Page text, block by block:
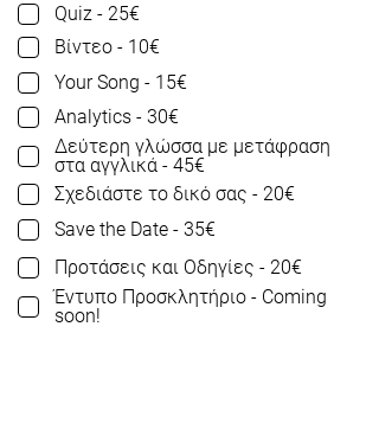
Quiz - 25€
Βίντεο - 10€
Your Song - 15€
Analytics - 30€
Δεύτερη γλώσσα με μετάφραση
στα αγγλικά - 45€
Σχεδιάστε το δικό σας - 20€
Save the Date - 35€
Προτάσεις και Οδηγίες - 20€
Έντυπο Προσκλητήριο - Coming
soon!